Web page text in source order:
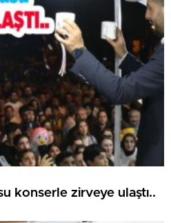
konserle zirveye ulaştı..